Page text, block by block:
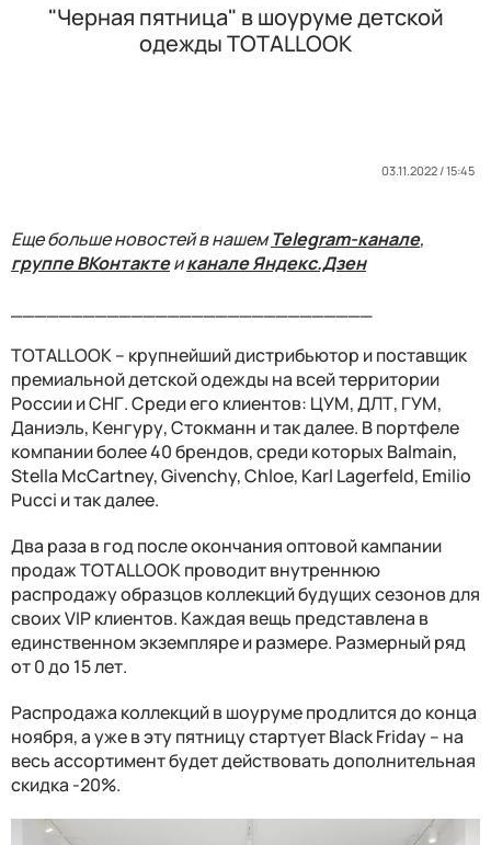
"Черная пятница" в шоуруме детской
одежды TOTALLOOK
03.11.2022 / 15:45
Еще больше новостей в нашемTelegram-канале,
группе ВКонтактеиканале Яндекс.Дзен
TOTALLOOK – крупнейший дистрибьютор и поставщик
премиальной детской одежды на всей территории
России и СНГ. Среди его клиентов: ЦУМ, ДЛТ, ГУМ,
Даниэль, Кенгуру, Стокманн и так далее. В портфеле
компании более 40 брендов, среди которых Balmain,
Stella McCartney, Givenchy, Chloe, Karl Lagerfeld, Emilio
Pucci и так далее.
Два раза в год после окончания оптовой кампании
продаж TOTALLOOK проводит внутреннюю
распродажу образцов коллекций будущих сезонов для
своих VIP клиентов. Каждая вещь представлена в
единственном экземпляре и размере. Размерный ряд
от 0 до 15 лет.
Распродажа коллекций в шоуруме продлится до конца
ноября, а уже в эту пятницу стартует Black Friday – на
весь ассортимент будет действовать дополнительная
скидка -20%.